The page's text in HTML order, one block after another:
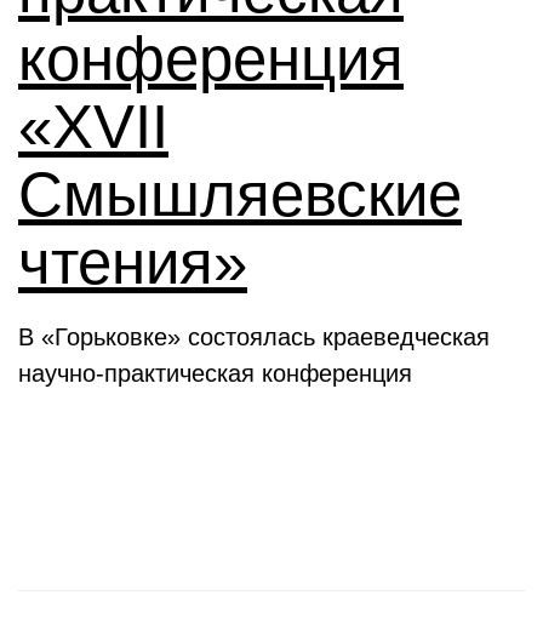
конференция
«XVII
Смышляевские
чтения»
В «Горьковке» состоялась краеведческая
научно-практическая конференция